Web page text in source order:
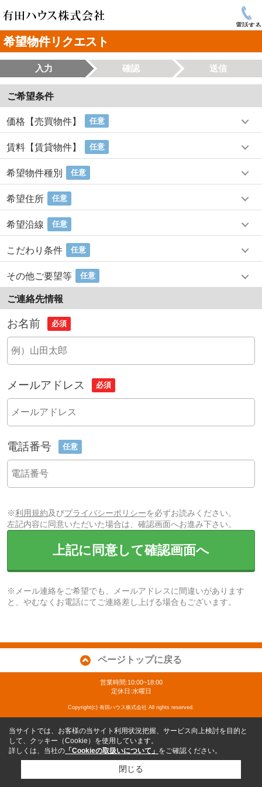
電話する
希望物件リクエスト
入力 確認 送信
ご希望条件
価格【売買物件】 任意
賃料【賃貸物件】 任意
希望物件種別 任意
希望住所 任意
希望沿線 任意
こだわり条件 任意
その他ご要望等 任意
ご連絡先情報
お名前 必須
メールアドレス 必須
電話番号 任意
※利用規約及びプライバシーポリシーを必ずお読みください。
左記内容に同意いただいた場合は、確認画面へお進み下さい。
上記に同意して確認画面へ
※メール連絡をご希望でも、メールアドレスに間違いがあります
と、やむなくお電話にてご連絡差し上げる場合もございます。
ページトップに戻る
営業時間:10:00~18:00
定休日:水曜日
Copyright(c) 有田ハウス株式会社 All rights reserved.
当サイトでは、お客様の当サイト利用状況把握、サービス向上検討を目的と
して、クッキー（Cookie）を使用しています。
詳しくは、当社の 「Cookieの取扱いについて」 をご確認ください。
閉じる